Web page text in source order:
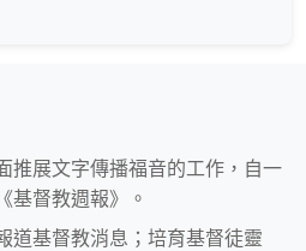
推展文字傳播福音的工作，自一
基督教週報》。
道基督教消息；培育基督徒靈